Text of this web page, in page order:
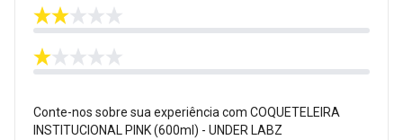
Conte-nos sobre sua experiência com COQUETELEIRA
INSTITUCIONAL PINK (600ml) - UNDER LABZ